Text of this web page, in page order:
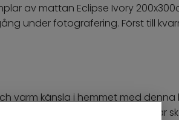
av mattan Eclipse Ivory
under fotografering. Först till
varm känsla i hemmet med
Handmade Collection är